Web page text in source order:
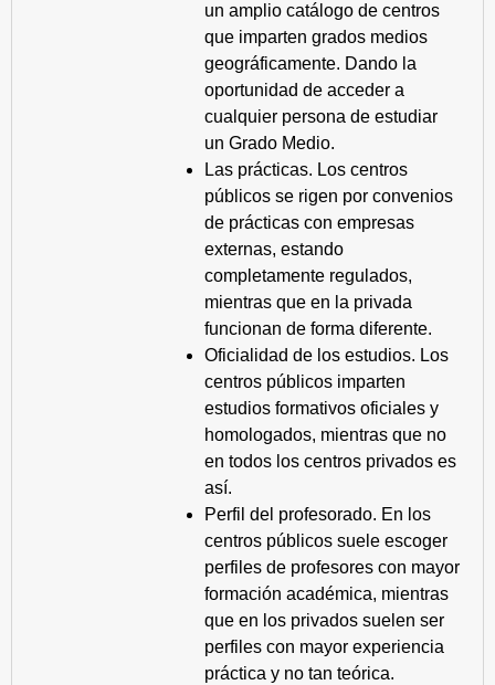
un amplio catálogo de centros
que imparten grados medios
geográficamente. Dando la
oportunidad de acceder a
cualquier persona de estudiar
un Grado Medio.
Las prácticas. Los centros
públicos se rigen por convenios
de prácticas con empresas
externas, estando
completamente regulados,
mientras que en la privada
funcionan de forma diferente.
Oficialidad de los estudios. Los
centros públicos imparten
estudios formativos oficiales y
homologados, mientras que no
en todos los centros privados es
así.
Perfil del profesorado. En los
centros públicos suele escoger
perfiles de profesores con mayor
formación académica, mientras
que en los privados suelen ser
perfiles con mayor experiencia
práctica y no tan teórica.